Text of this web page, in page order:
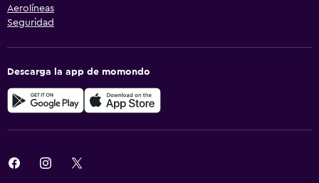
Aerolíneas
Seguridad
Descarga la app de momondo